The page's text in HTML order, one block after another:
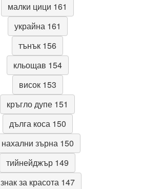
малки цици 161
украйна 161
тънък 156
кльощав 154
висок 153
кръгло дупе 151
дълга коса 150
нахални зърна 150
тийнейджър 149
знак за красота 147